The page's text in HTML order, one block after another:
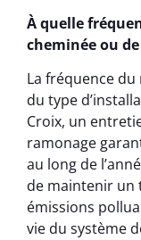
À quelle
cheminée ou
La fréquence
du type
Croix, un
ramonage
au long de
de maintenir un
émissions
vie du système